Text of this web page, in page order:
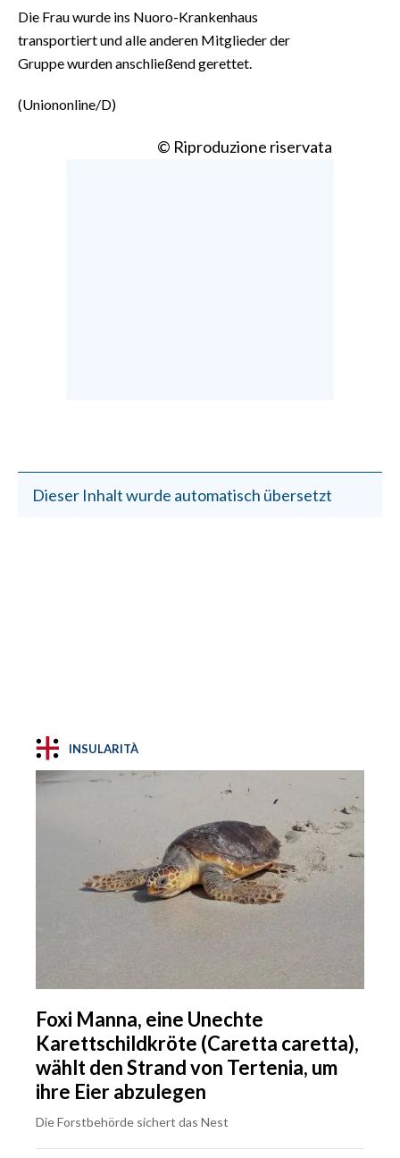
ANNUNCI
NECROLOGI
PUBBLICITÀ
SPIAGGE
Die Frau wurde ins Nuoro-Krankenhaus
transportiert und alle anderen Mitglieder der
Gruppe wurden anschließend gerettet.
(Uniononline/D)
© Riproduzione riservata
Dieser Inhalt wurde automatisch übersetzt
INSULARITÀ
Foxi Manna, eine Unechte
Karettschildkröte (Caretta caretta),
wählt den Strand von Tertenia, um
ihre Eier abzulegen
Die Forstbehörde sichert das Nest